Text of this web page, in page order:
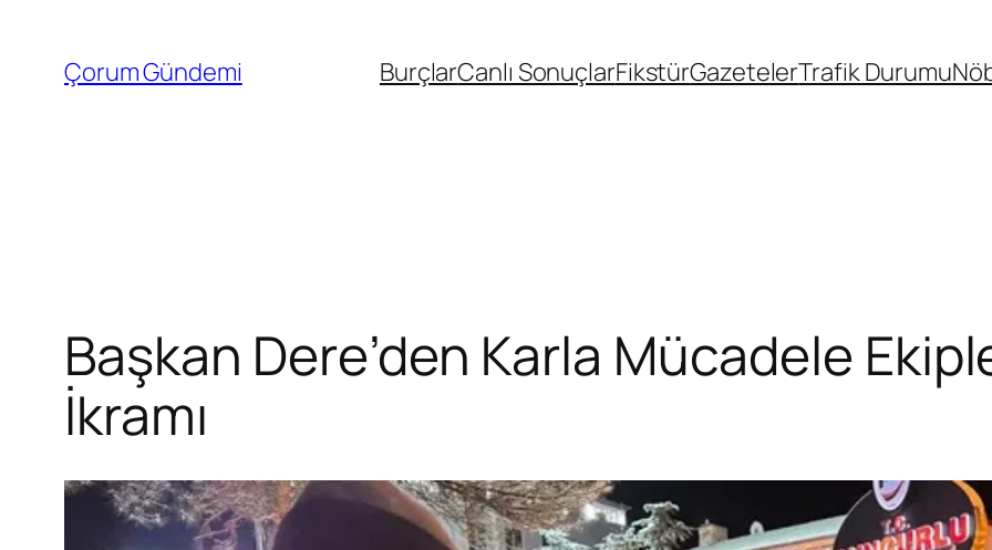
Çorum Gündemi BurçlarCanlı SonuçlarFikstürGazetelerTrafik Durumu
Başkan Dere’den Karla Mücadele
İkramı